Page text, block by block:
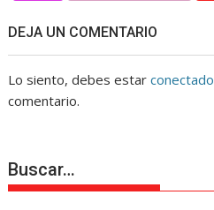
DEJA UN COMENTARIO
Lo siento, debes estarconectado
comentario.
Buscar…